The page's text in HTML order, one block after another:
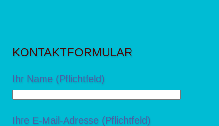
KONTAKTFORMULAR
Ihr Name (Pflichtfeld)
Ihre E-Mail-Adresse (Pflichtfeld)